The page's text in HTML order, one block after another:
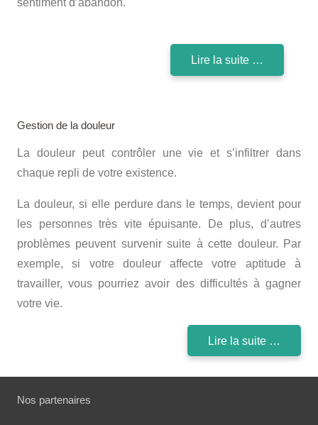
Lire la suite …
Gestion de la douleur
La douleur peut contrôler une vie et s’infiltrer dans
chaque repli de votre existence.
La douleur, si elle perdure dans le temps, devient pour
les personnes très vite épuisante. De plus, d’autres
problèmes peuvent survenir suite à cette douleur. Par
exemple, si votre douleur affecte votre aptitude à
travailler, vous pourriez avoir des difficultés à gagner
votre vie.
Lire la suite …
Nos partenaires